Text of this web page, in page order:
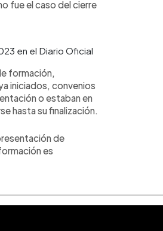
fue el caso del cierre
en el Diario Oficial
formación,
iniciados, convenios
o estaban en
hasta su finalización.
de
es